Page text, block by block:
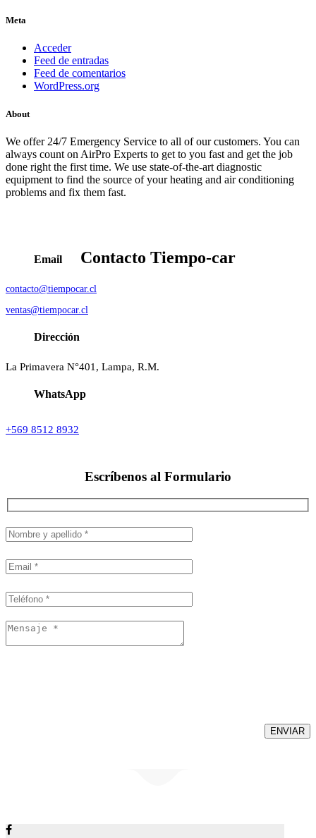
Meta
Acceder
Feed de entradas
Feed de comentarios
WordPress.org
About
We offer 24/7 Emergency Service to all of our customers. You can
always count on AirPro Experts to get to you fast and get the job
done right the first time. We use state-of-the-art diagnostic
equipment to find the source of your heating and air conditioning
problems and fix them fast.
Contacto Tiempo-car
Email
contacto@tiempocar.cl
ventas@tiempocar.cl
Dirección
La Primavera N°401, Lampa, R.M.
WhatsApp
+569 8512 8932
Escríbenos al Formulario